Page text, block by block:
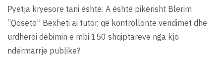
Pyetja kryesore tani është: A është pikërisht Blerim
“Qoseto” Bexheti ai tutor, që kontrollonte vendimet dhe
urdhëroi dëbimin e mbi 150 shqiptarëve nga kjo
ndërmarrje publike?